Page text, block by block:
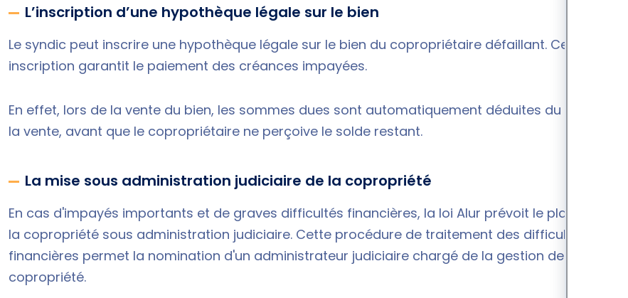
L’inscription d’une hypothèque légale sur le bien
Le syndic peut inscrire une hypothèque légale sur le bien du copropriétaire défaillant. Cette
inscription garantit le paiement des créances impayées.
En effet, lors de la vente du bien, les sommes dues sont automatiquement déduites du produit de
la vente, avant que le copropriétaire ne perçoive le solde restant.
La mise sous administration judiciaire de la copropriété
En cas d'impayés importants et de graves difficultés financières, la loi Alur prévoit le placement de
la copropriété sous administration judiciaire. Cette procédure de traitement des difficultés
financières permet la nomination d'un administrateur judiciaire chargé de la gestion de la
copropriété.